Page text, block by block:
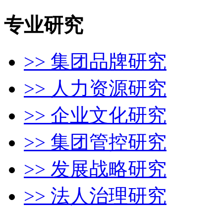
专业研究
>> 集团品牌研究
>> 人力资源研究
>> 企业文化研究
>> 集团管控研究
>> 发展战略研究
>> 法人治理研究